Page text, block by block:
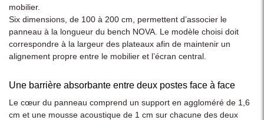
mobilier.
Six dimensions, de 100 à 200 cm, permettent d’associer le
panneau à la longueur du bench NOVA. Le modèle choisi doit
correspondre à la largeur des plateaux afin de maintenir un
alignement propre entre le mobilier et l’écran central.
Une barrière absorbante entre deux postes face à face
Le cœur du panneau comprend un support en aggloméré de 1,6
cm et une mousse acoustique de 1 cm sur chacune des deux